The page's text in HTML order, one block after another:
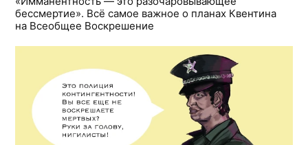
бессмертие». Всё самое важное о планах Квентина
на Всеобщее Воскрешение